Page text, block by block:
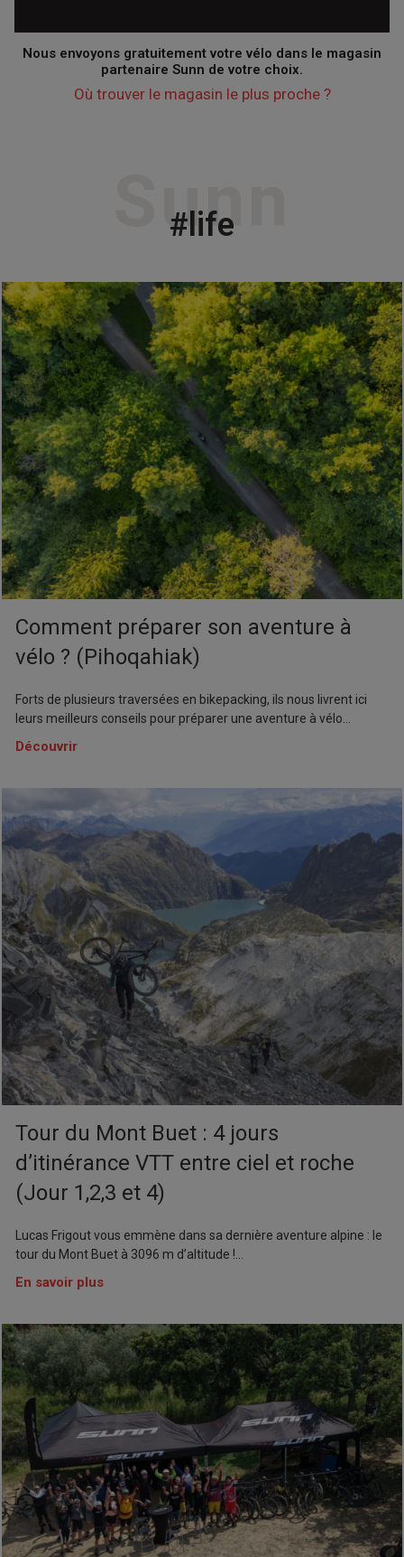
Nous envoyons gratuitement votre vélo dans le magasin
partenaire Sunn de votre choix.
Où trouver le magasin le plus proche ?
Sunn
#life
Comment préparer son aventure à
vélo ? (Pihoqahiak)
Forts de plusieurs traversées en bikepacking, ils nous livrent ici
leurs meilleurs conseils pour préparer une aventure à vélo...
Découvrir
Tour du Mont Buet : 4 jours
d’itinérance VTT entre ciel et roche
(Jour 1,2,3 et 4)
Lucas Frigout vous emmène dans sa dernière aventure alpine : le
tour du Mont Buet à 3096 m d’altitude !...
En savoir plus